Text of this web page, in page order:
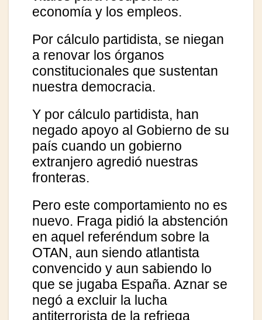
economía y los empleos.
Por cálculo partidista, se niegan
a renovar los órganos
constitucionales que sustentan
nuestra democracia.
Y por cálculo partidista, han
negado apoyo al Gobierno de su
país cuando un gobierno
extranjero agredió nuestras
fronteras.
Pero este comportamiento no es
nuevo. Fraga pidió la abstención
en aquel referéndum sobre la
OTAN, aun siendo atlantista
convencido y aun sabiendo lo
que se jugaba España. Aznar se
negó a excluir la lucha
antiterrorista de la refriega